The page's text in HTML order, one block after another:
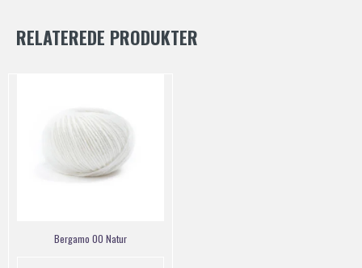
RELATEREDE PRODUKTER
Bergamo 00 Natur